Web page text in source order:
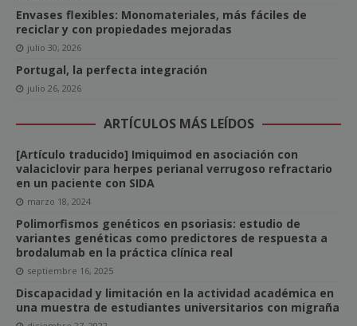
Envases flexibles: Monomateriales, más fáciles de
reciclar y con propiedades mejoradas
julio 30, 2026
Portugal, la perfecta integración
julio 26, 2026
ARTÍCULOS MÁS LEÍDOS
[Artículo traducido] Imiquimod en asociación con
valaciclovir para herpes perianal verrugoso refractario
en un paciente con SIDA
marzo 18, 2024
Polimorfismos genéticos en psoriasis: estudio de
variantes genéticas como predictores de respuesta a
brodalumab en la práctica clínica real
septiembre 16, 2025
Discapacidad y limitación en la actividad académica en
una muestra de estudiantes universitarios con migraña